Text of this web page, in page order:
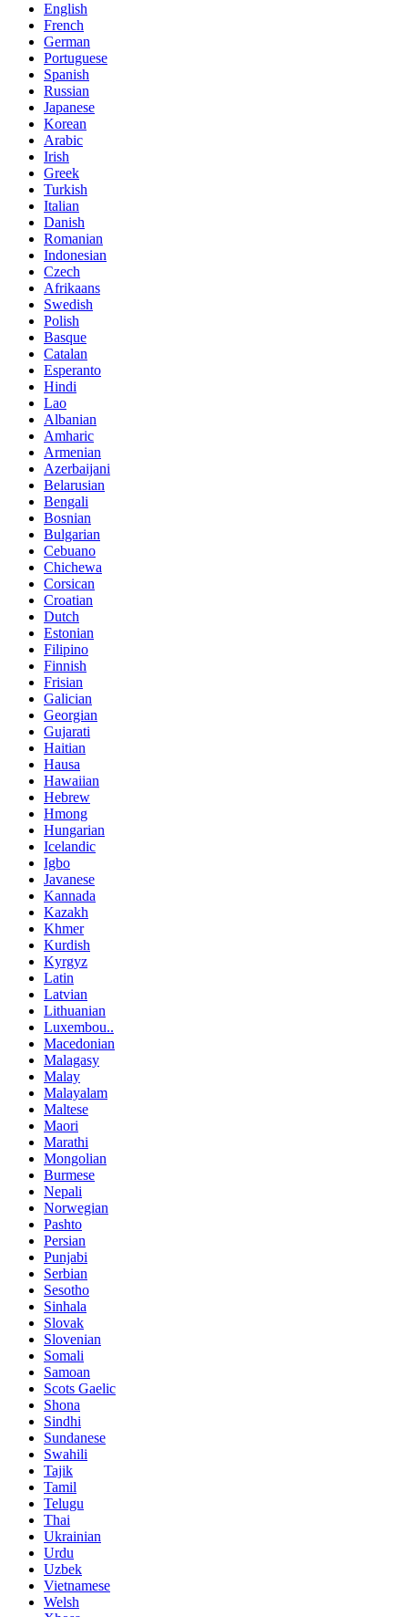
English
French
German
Portuguese
Spanish
Russian
Japanese
Korean
Arabic
Irish
Greek
Turkish
Italian
Danish
Romanian
Indonesian
Czech
Afrikaans
Swedish
Polish
Basque
Catalan
Esperanto
Hindi
Lao
Albanian
Amharic
Armenian
Azerbaijani
Belarusian
Bengali
Bosnian
Bulgarian
Cebuano
Chichewa
Corsican
Croatian
Dutch
Estonian
Filipino
Finnish
Frisian
Galician
Georgian
Gujarati
Haitian
Hausa
Hawaiian
Hebrew
Hmong
Hungarian
Icelandic
Igbo
Javanese
Kannada
Kazakh
Khmer
Kurdish
Kyrgyz
Latin
Latvian
Lithuanian
Luxembou..
Macedonian
Malagasy
Malay
Malayalam
Maltese
Maori
Marathi
Mongolian
Burmese
Nepali
Norwegian
Pashto
Persian
Punjabi
Serbian
Sesotho
Sinhala
Slovak
Slovenian
Somali
Samoan
Scots Gaelic
Shona
Sindhi
Sundanese
Swahili
Tajik
Tamil
Telugu
Thai
Ukrainian
Urdu
Uzbek
Vietnamese
Welsh